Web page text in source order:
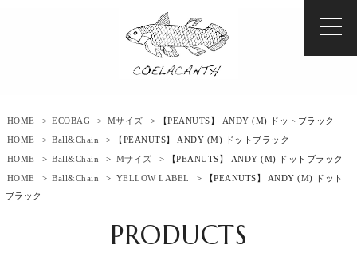
HOME > ECOBAG > Mサイズ
> 【PEANUTS】 ANDY (M) ドットブラック
HOME
> Ball&Chain
> 【PEANUTS】 ANDY (M) ドットブラック
HOME
> Ball&Chain > Mサイズ
> 【PEANUTS】 ANDY (M) ドットブラック
HOME
> Ball&Chain > YELLOW LABEL
> 【PEANUTS】 ANDY (M) ドット
ブラック
PRODUCTS